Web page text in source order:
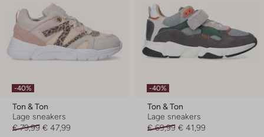
-40%
Ton & Ton
Lage sneakers
€ 79,99 € 47,99
-40%
Ton & Ton
Lage sneakers
€ 69,99 € 41,99